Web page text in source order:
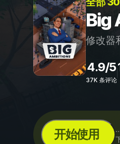
Big
修改器
4.9/5
37K 条评论
开始使用